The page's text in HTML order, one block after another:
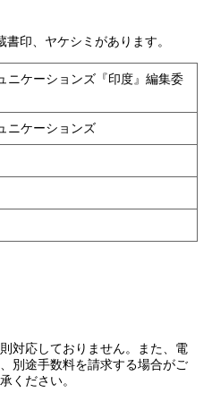
印、ヤケシミがあります。
ニケーションズ『印度』編集委
ニケーションズ
対応しておりません。また、電
別途手数料を請求する場合がご
ください。